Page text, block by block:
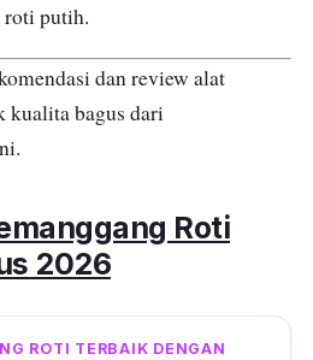
roti putih.
dan review alat
kualita bagus dari
Roti
2026
ROTI TERBAIK DENGAN